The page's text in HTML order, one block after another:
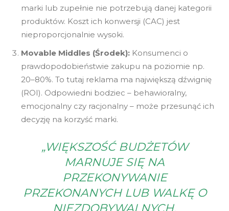
marki lub zupełnie nie potrzebują danej kategorii
produktów. Koszt ich konwersji (CAC) jest
nieproporcjonalnie wysoki.
Movable Middles (Środek): Konsumenci o
prawdopodobieństwie zakupu na poziomie np.
20–80%. To tutaj reklama ma największą dźwignię
(ROI). Odpowiedni bodziec – behawioralny,
emocjonalny czy racjonalny – może przesunąć ich
decyzję na korzyść marki.
„WIĘKSZOŚĆ BUDŻETÓW
MARNUJE SIĘ NA
PRZEKONYWANIE
PRZEKONANYCH LUB WALKĘ O
NIEZDOBYWALNYCH.